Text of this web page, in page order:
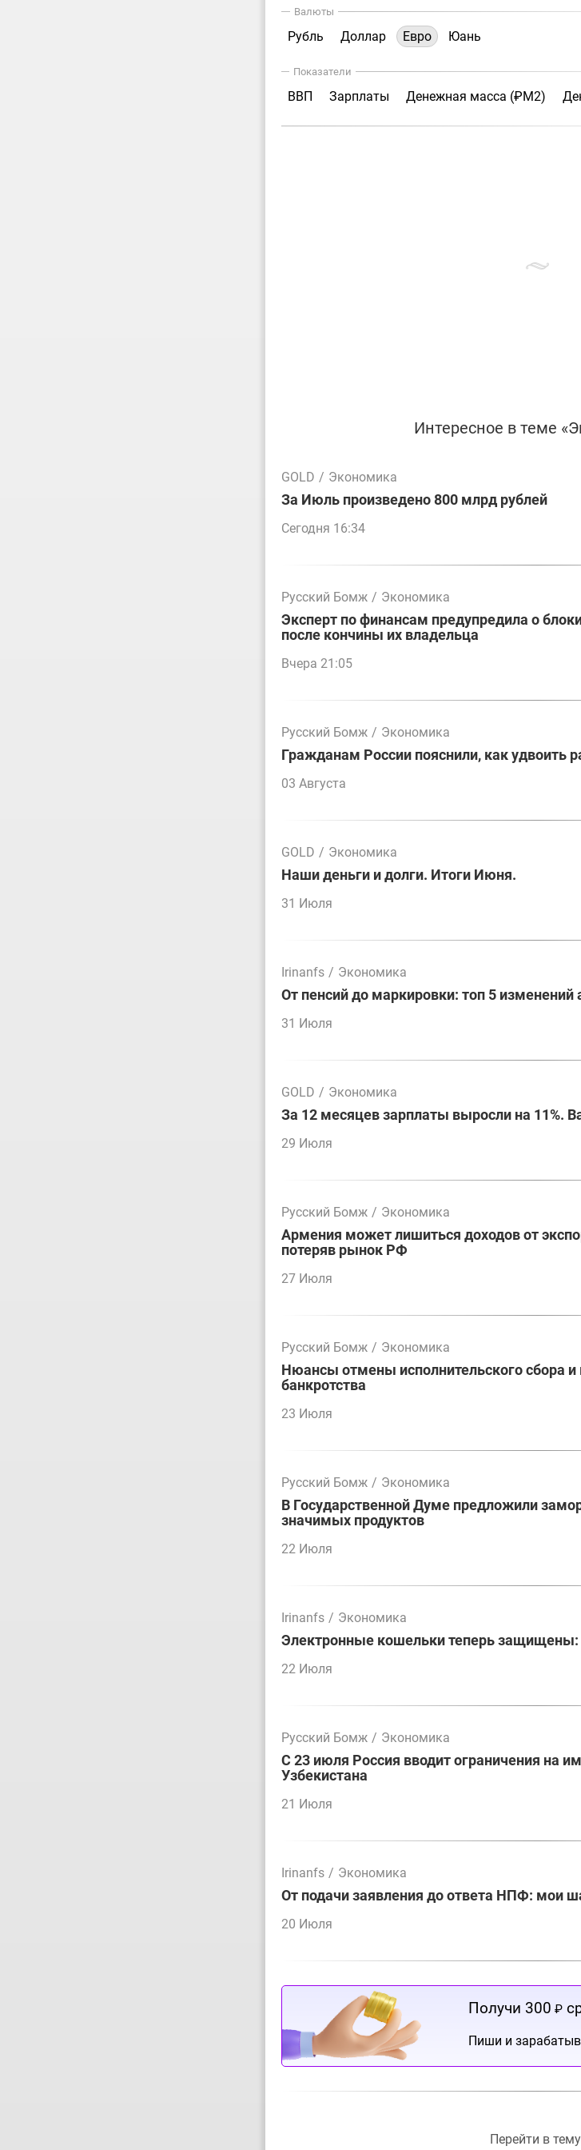
Валюты
Рубль Доллар Евро Юань
Показатели
ВВП Зарплаты Денежная масса (₽М2)
Интересное в теме
GOLD / Экономика
За Июль произведено 800 млрд рублей
Сегодня 16:34
Русский Бомж / Экономика
Эксперт по финансам предупредила о
после кончины их владельца
Вчера 21:05
Русский Бомж / Экономика
Гражданам России пояснили, как удвоить
03 Августа
GOLD / Экономика
Наши деньги и долги. Итоги Июня.
31 Июля
Irinanfs / Экономика
От пенсий до маркировки: топ 5 изменений
31 Июля
GOLD / Экономика
За 12 месяцев зарплаты выросли на 11%.
29 Июля
Русский Бомж / Экономика
Армения может лишиться доходов от
потеряв рынок РФ
27 Июля
Русский Бомж / Экономика
Нюансы отмены исполнительского сбора
банкротства
23 Июля
Русский Бомж / Экономика
В Государственной Думе предложили
значимых продуктов
22 Июля
Irinanfs / Экономика
Электронные кошельки теперь защищены:
22 Июля
Русский Бомж / Экономика
С 23 июля Россия вводит ограничения на
Узбекистана
21 Июля
Irinanfs / Экономика
От подачи заявления до ответа НПФ: мои
20 Июля
Получи 300 ₽
Пиши и
Перейти в